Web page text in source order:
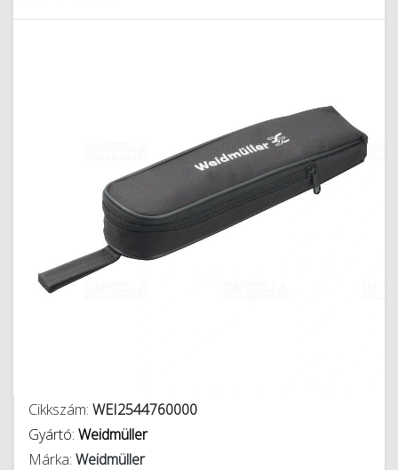
Cikkszám: WEI2544760000
Gyártó: Weidmüller
Márka: Weidmüller